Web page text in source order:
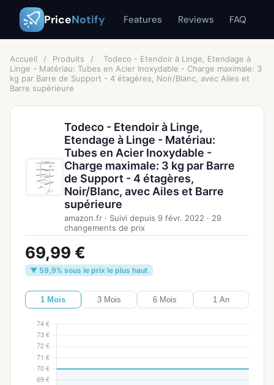
PriceNotify Features Reviews FAQ
Accueil / Produits /
Todeco - Etendoir à Linge, Etendage à
Linge - Matériau: Tubes en Acier Inoxydable - Charge maximale: 3
kg par Barre de Support - 4 étagères, Noir/Blanc, avec Ailes et
Barre supérieure
Todeco - Etendoir à Linge,
Etendage à Linge - Matériau:
Tubes en Acier Inoxydable -
Charge maximale: 3 kg par Barre
de Support - 4 étagères,
Noir/Blanc, avec Ailes et Barre
supérieure
amazon.fr · Suivi depuis 9 févr. 2022 · 29
changements de prix
69,99 €
▼ 59,9% sous le prix le plus haut
1 Mois 3 Mois 6 Mois 1 An